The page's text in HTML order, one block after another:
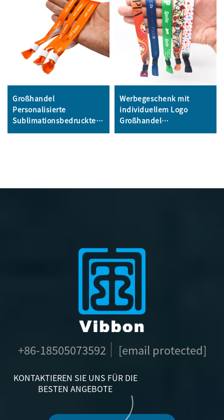
Großhandel
Personalisierte
Sublimationsbedruckte
Einweg-Armband
Werbegeschenk mit
individuellem Logo
Großhandel
Veranstaltung Festival
+86-18505073592 [email protected]
KONTAKTIEREN SIE UNS FÜR DIE
BESTEN ANGEBOTE